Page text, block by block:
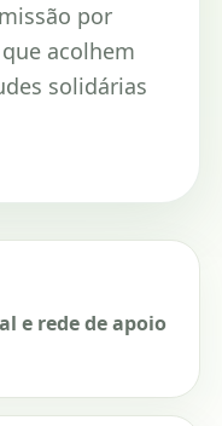
por
acolhem
solidárias
e rede de apoio